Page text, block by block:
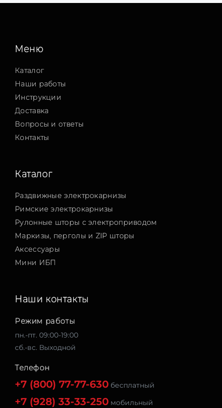
Меню
Каталог
Наши работы
Инструкции
Доставка
Вопросы и ответы
Контакты
Каталог
Раздвижные электрокарнизы
Римские электрокарнизы
Рулонные шторы с электроприводом
Маркизы, перголы и ZIP шторы
Аксессуары
Мини ИБП
Наши контакты
Режим работы
пн.-пт. 09:00-19:00
сб.-вс. Выходной
Телефон
+7 (800) 77-77-630 бесплатный
+7 (928) 33-33-250 мобильный